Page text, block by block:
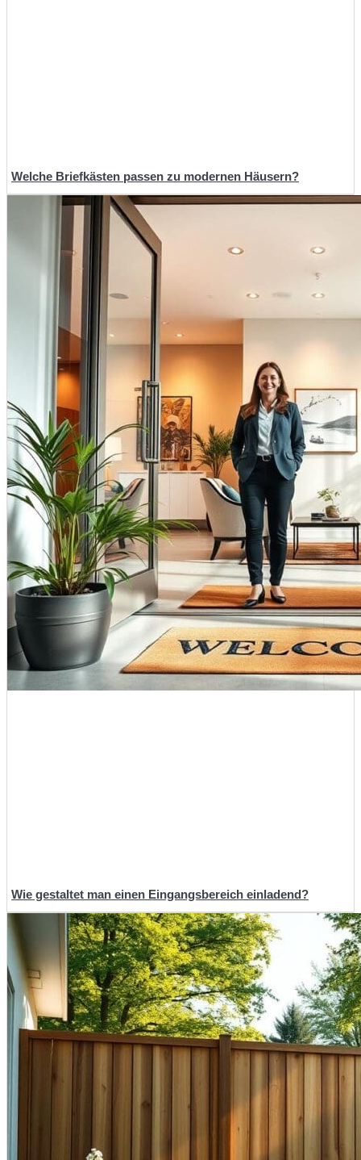
Welche Briefkästen passen zu modernen Häusern?
Wie gestaltet man einen Eingangsbereich einladend?